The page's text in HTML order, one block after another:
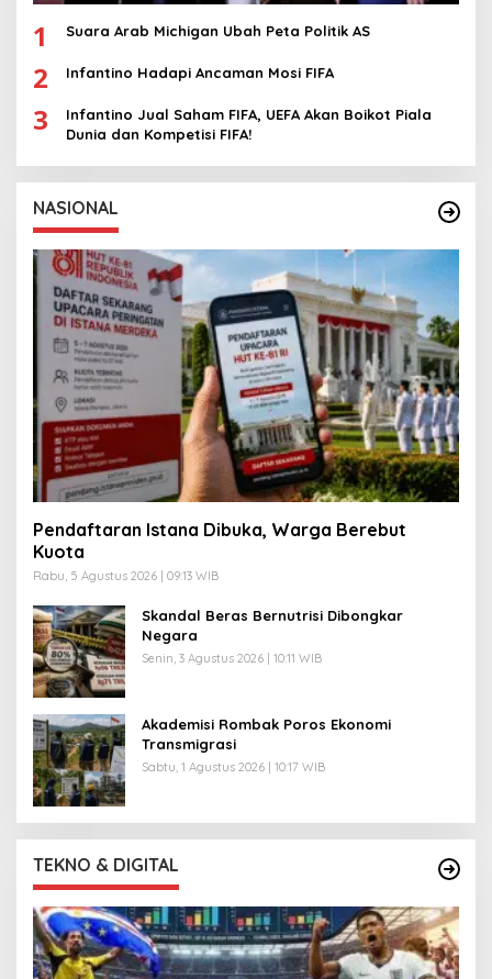
1 Suara Arab Michigan Ubah Peta Politik AS
2 Infantino Hadapi Ancaman Mosi FIFA
3
Infantino Jual Saham FIFA, UEFA Akan Boikot Piala
Dunia dan Kompetisi FIFA!
NASIONAL
Pendaftaran Istana Dibuka, Warga Berebut
Kuota
Rabu, 5 Agustus 2026 | 09:13 WIB
Skandal Beras Bernutrisi Dibongkar
Negara
Senin, 3 Agustus 2026 | 10:11 WIB
Akademisi Rombak Poros Ekonomi
Transmigrasi
Sabtu, 1 Agustus 2026 | 10:17 WIB
TEKNO & DIGITAL